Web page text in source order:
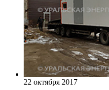
22 октября 2017